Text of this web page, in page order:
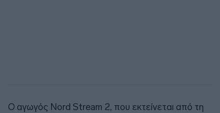
Ο αγωγός Nord Stream 2, που εκτείνεται από τη